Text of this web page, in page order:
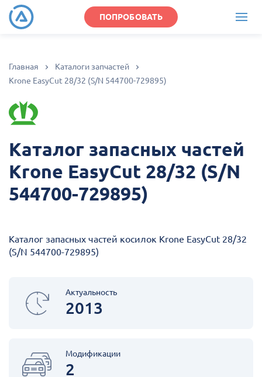
ПОПРОБОВАТЬ
Главная
Каталоги запчастей
Krone EasyCut 28/32 (S/N 544700-729895)
Каталог запасных частей
Krone EasyCut 28/32 (S/N
544700-729895)
Каталог запасных частей косилок Krone EasyCut 28/32
(S/N 544700-729895)
Актуальность
2013
Модификации
2